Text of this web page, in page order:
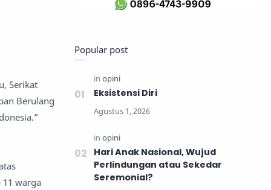
Serikat
Berulang
warga
Popular post
Eksistensi Diri
Hari Anak Nasional, Wujud
Perlindungan atau Sekedar
Seremonial?